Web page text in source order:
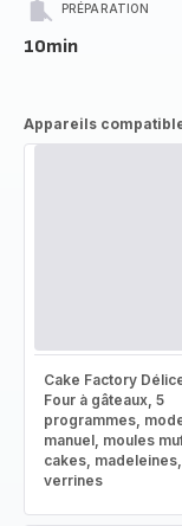
PRÉPARATION
10min
Appareils
Cake Factory
Four à gâteaux, 5
programmes,
manuel, moules
cakes, madeleines,
verrines